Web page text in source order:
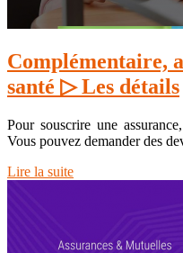
Complémentaire,
santé ▷ Les détails
Pour souscrire une
Vous pouvez demander des
Lire la suite